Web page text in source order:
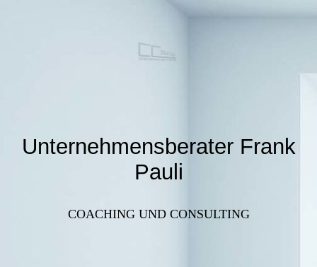
Unternehmensberater Frank
Pauli
COACHING UND CONSULTING